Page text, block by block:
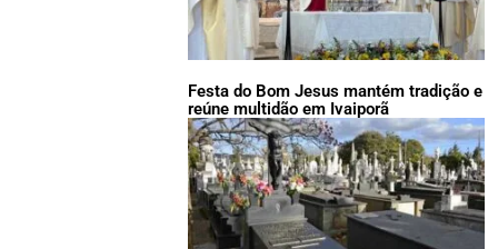
Festa do Bom Jesus mantém tradição e
reúne multidão em Ivaiporã